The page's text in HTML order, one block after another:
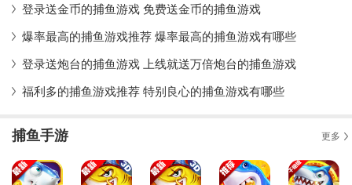
登录送金币的捕鱼游戏 免费送金币的捕鱼游戏
爆率最高的捕鱼游戏推荐 爆率最高的捕鱼游戏有哪些
登录送炮台的捕鱼游戏 上线就送万倍炮台的捕鱼游戏
福利多的捕鱼游戏推荐 特别良心的捕鱼游戏有哪些
捕鱼手游 更多